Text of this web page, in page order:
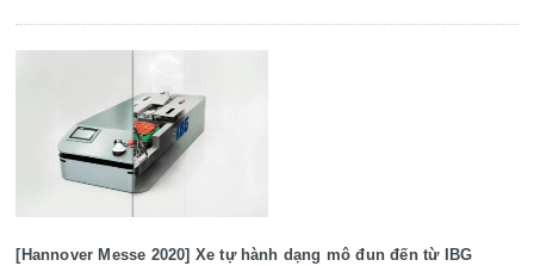
[Hannover Messe 2020] Xe tự hành dạng mô đun đến từ IBG